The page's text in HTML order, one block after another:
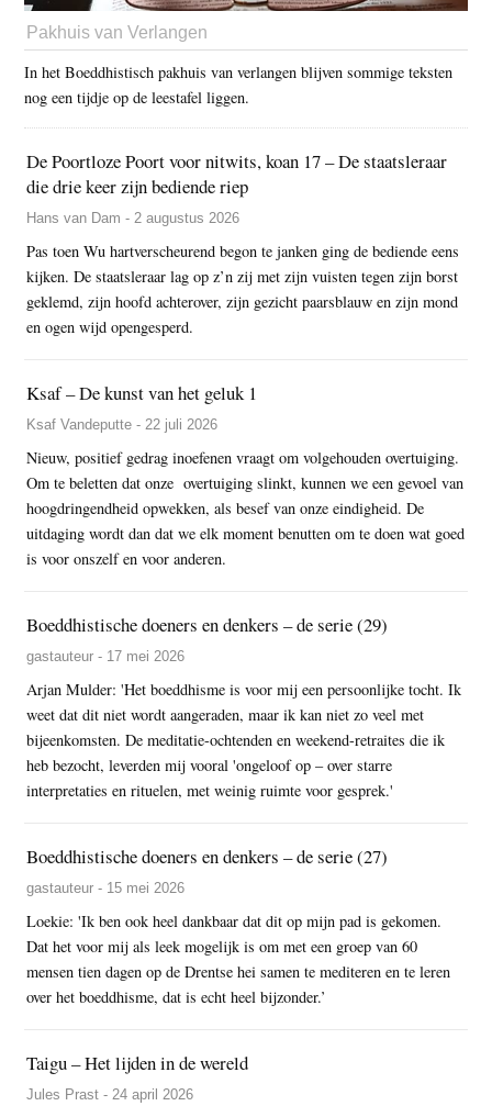
Pakhuis van Verlangen
In het Boeddhistisch pakhuis van verlangen blijven sommige teksten
nog een tijdje op de leestafel liggen.
De Poortloze Poort voor nitwits, koan 17 – De staatsleraar
die drie keer zijn bediende riep
Hans van Dam - 2 augustus 2026
Pas toen Wu hartverscheurend begon te janken ging de bediende eens
kijken. De staatsleraar lag op z’n zij met zijn vuisten tegen zijn borst
geklemd, zijn hoofd achterover, zijn gezicht paarsblauw en zijn mond
en ogen wijd opengesperd.
Ksaf – De kunst van het geluk 1
Ksaf Vandeputte - 22 juli 2026
Nieuw, positief gedrag inoefenen vraagt om volgehouden overtuiging.
Om te beletten dat onze overtuiging slinkt, kunnen we een gevoel van
hoogdringendheid opwekken, als besef van onze eindigheid. De
uitdaging wordt dan dat we elk moment benutten om te doen wat goed
is voor onszelf en voor anderen.
Boeddhistische doeners en denkers – de serie (29)
gastauteur - 17 mei 2026
Arjan Mulder: 'Het boeddhisme is voor mij een persoonlijke tocht. Ik
weet dat dit niet wordt aangeraden, maar ik kan niet zo veel met
bijeenkomsten. De meditatie-ochtenden en weekend-retraites die ik
heb bezocht, leverden mij vooral 'ongeloof op – over starre
interpretaties en rituelen, met weinig ruimte voor gesprek.'
Boeddhistische doeners en denkers – de serie (27)
gastauteur - 15 mei 2026
Loekie: 'Ik ben ook heel dankbaar dat dit op mijn pad is gekomen.
Dat het voor mij als leek mogelijk is om met een groep van 60
mensen tien dagen op de Drentse hei samen te mediteren en te leren
over het boeddhisme, dat is echt heel bijzonder.’
Taigu – Het lijden in de wereld
Jules Prast - 24 april 2026